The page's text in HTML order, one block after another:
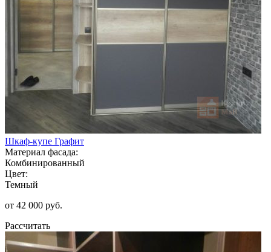
Шкаф-купе Графит
Материал фасада:
Комбинированный
Цвет:
Темный
от 42 000 руб.
Рассчитать